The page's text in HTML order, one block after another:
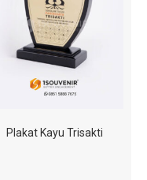
Plakat Kayu Trisakti